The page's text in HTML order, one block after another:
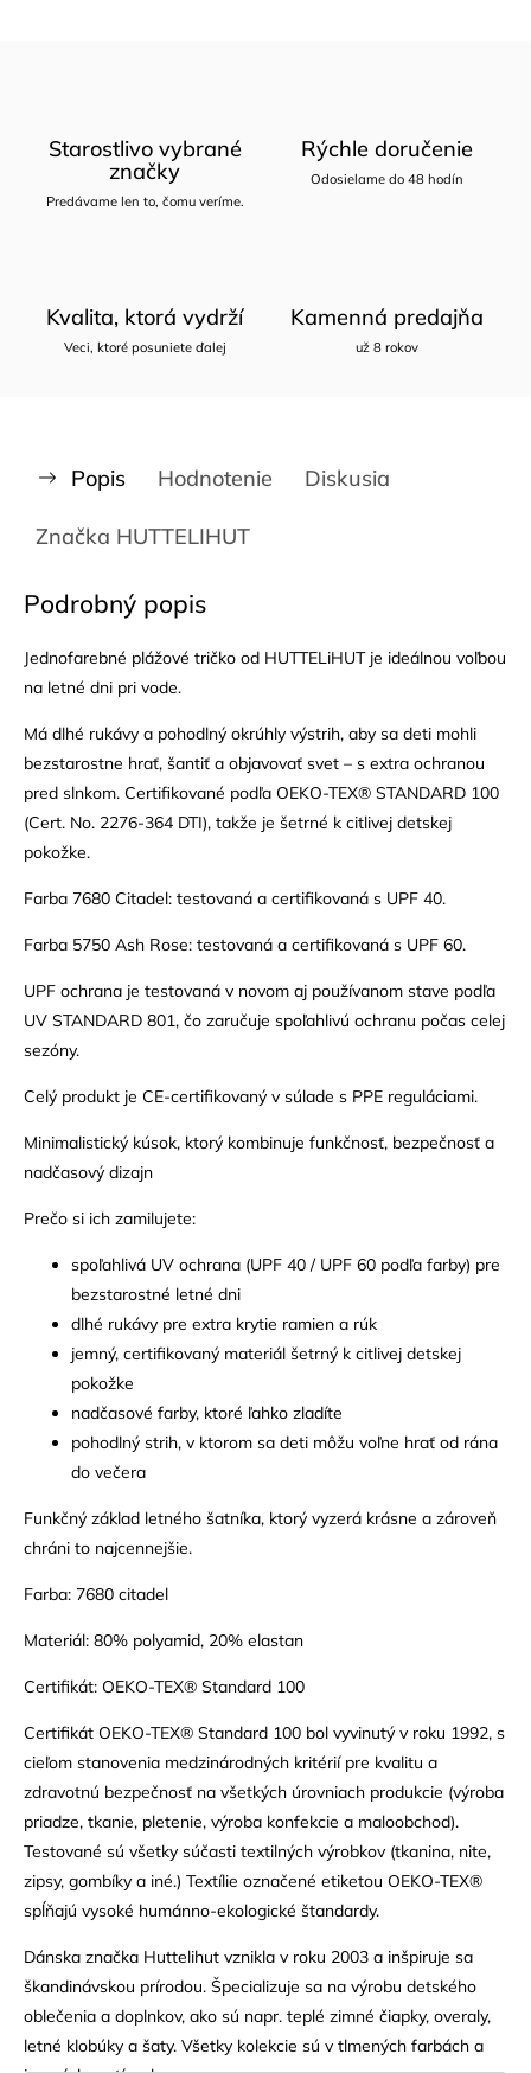
Starostlivo vybrané
značky
Predávame len to, čomu veríme.
Rýchle doručenie
Odosielame do 48 hodín
Kvalita, ktorá vydrží
Veci, ktoré posuniete ďalej
Kamenná predajňa
už 8 rokov
Popis Hodnotenie Diskusia
Značka HUTTELIHUT
Podrobný popis
Jednofarebné plážové tričko od HUTTELiHUT je ideálnou voľbou
na letné dni pri vode.
Má dlhé rukávy a pohodlný okrúhly výstrih, aby sa deti mohli
bezstarostne hrať, šantiť a objavovať svet – s extra ochranou
pred slnkom. Certifikované podľa OEKO-TEX® STANDARD 100
(Cert. No. 2276-364 DTI), takže je šetrné k citlivej detskej
pokožke.
Farba 7680 Citadel: testovaná a certifikovaná s UPF 40.
Farba 5750 Ash Rose: testovaná a certifikovaná s UPF 60.
UPF ochrana je testovaná v novom aj používanom stave podľa
UV STANDARD 801, čo zaručuje spoľahlivú ochranu počas celej
sezóny.
Celý produkt je CE-certifikovaný v súlade s PPE reguláciami.
Minimalistický kúsok, ktorý kombinuje funkčnosť, bezpečnosť a
nadčasový dizajn
Prečo si ich zamilujete:
spoľahlivá UV ochrana (UPF 40 / UPF 60 podľa farby) pre
bezstarostné letné dni
dlhé rukávy pre extra krytie ramien a rúk
jemný, certifikovaný materiál šetrný k citlivej detskej
pokožke
nadčasové farby, ktoré ľahko zladíte
pohodlný strih, v ktorom sa deti môžu voľne hrať od rána
do večera
Funkčný základ letného šatníka, ktorý vyzerá krásne a zároveň
chráni to najcennejšie.
Farba: 7680 citadel
Materiál: 80% polyamid, 20% elastan
Certifikát: OEKO-TEX® Standard 100
Certifikát OEKO-TEX® Standard 100 bol vyvinutý v roku 1992, s
cieľom stanovenia medzinárodných kritérií pre kvalitu a
zdravotnú bezpečnosť na všetkých úrovniach produkcie (výroba
priadze, tkanie, pletenie, výroba konfekcie a maloobchod).
Testované sú všetky súčasti textilných výrobkov (tkanina, nite,
zipsy, gombíky a iné.) Textílie označené etiketou OEKO-TEX®
spĺňajú vysoké humánno-ekologické štandardy.
Dánska značka Huttelihut vznikla v roku 2003 a inšpiruje sa
škandinávskou prírodou. Špecializuje sa na výrobu detského
oblečenia a doplnkov, ako sú napr. teplé zimné čiapky, overaly,
letné klobúky a šaty. Všetky kolekcie sú v tlmených farbách a